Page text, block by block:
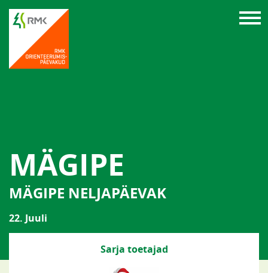
MÄGIPE
MÄGIPE NELJAPÄEVAK
22. Juuli
Sarja toetajad